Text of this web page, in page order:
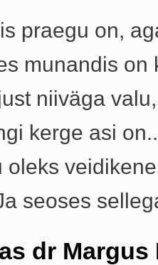
praegu on,
munandis on
niiväga
kerge asi
oleks
seoses
dr Margus